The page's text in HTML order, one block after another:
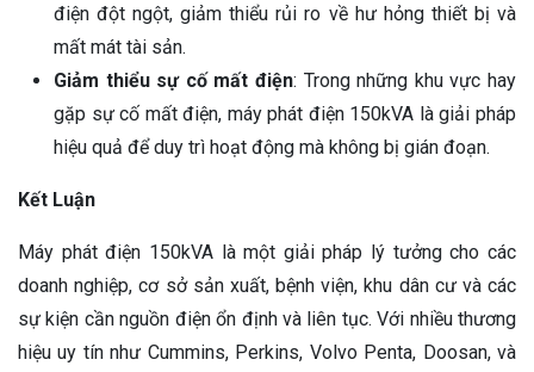
điện đột ngột, giảm thiểu rủi ro về hư hỏng thiết bị và
mất mát tài sản.
Giảm thiểu sự cố mất điện: Trong những khu vực hay
gặp sự cố mất điện, máy phát điện 150kVA là giải pháp
hiệu quả để duy trì hoạt động mà không bị gián đoạn.
Kết Luận
Máy phát điện 150kVA là một giải pháp lý tưởng cho các
doanh nghiệp, cơ sở sản xuất, bệnh viện, khu dân cư và các
sự kiện cần nguồn điện ổn định và liên tục. Với nhiều thương
hiệu uy tín như Cummins, Perkins, Volvo Penta, Doosan, và